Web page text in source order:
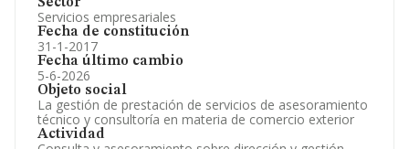
Servicios empresariales
Fecha de constitución
31-1-2017
Fecha último cambio
5-6-2026
Objeto social
La gestión de prestación de servicios de asesoramiento
técnico y consultoría en materia de comercio exterior
Actividad